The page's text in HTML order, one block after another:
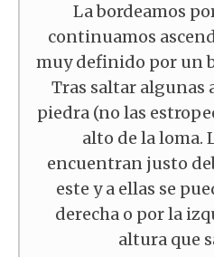
La bordeamos
continuamos
muy definido por un
Tras saltar algunas
piedra (no las
alto de la loma.
encuentran justo
este y a ellas se
derecha o por la
altura que